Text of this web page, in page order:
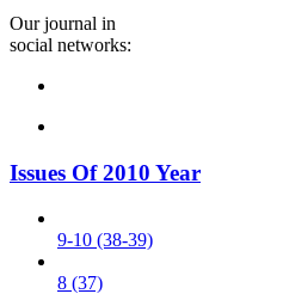
Our journal in
social networks:
Issues Of 2010 Year
9-10 (38-39)
8 (37)